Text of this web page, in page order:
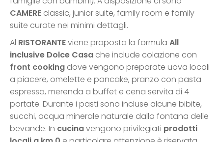
CAMERE classic, junior suite, family room e family
suite curate nei minimi dettagli.
Al RISTORANTEviene proposta la formula All
inclusive Dolce Casa che include colazione con
front cooking dove vengono preparate uova locali
a piacere, omelette e pancake, pranzo con pasta
espressa, merenda a buffet e cena servita di 4
portate. Durante i pasti sono incluse alcune bibite,
succhi, acqua minerale naturale dalla fontana delle
bevande. In cucinavengono privilegiati prodotti